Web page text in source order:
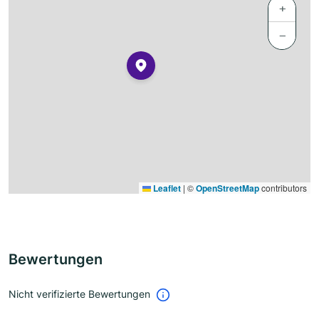
+
−
Leaflet | ©OpenStreetMapcontributors
Bewertungen
Nicht verifizierte Bewertungen